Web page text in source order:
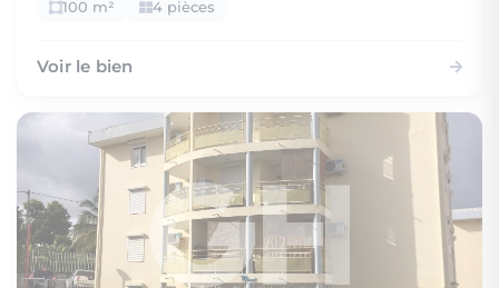
100 m² 4 pièces
Voir le bien